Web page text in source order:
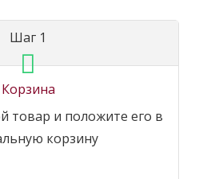
Шаг 1
Корзина
товар и положите его в
корзину